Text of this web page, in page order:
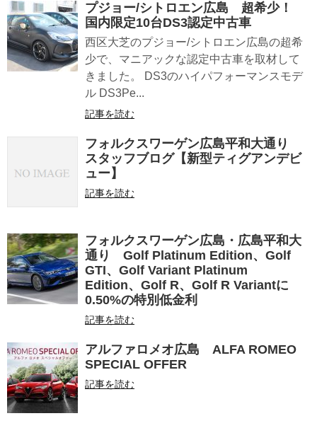
プジョー/シトロエン広島 超希少！
国内限定10台DS3認定中古車
西区大芝のプジョー/シトロエン広島の超希
少で、マニアックな認定中古車を取材して
きました。 DS3のハイパフォーマンスモデ
ル DS3Pe...
記事を読む
フォルクスワーゲン広島平和大通り
スタッフブログ【新型ティグアンデビ
ュー】
記事を読む
フォルクスワーゲン広島・広島平和大
通り Golf Platinum Edition、Golf
GTI、Golf Variant Platinum
Edition、Golf R、Golf R Variantに
0.50%の特別低金利
記事を読む
アルファロメオ広島 ALFA ROMEO
SPECIAL OFFER
記事を読む